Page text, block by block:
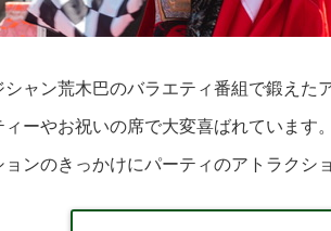
シャン荒木巴のバラエティ番組で鍛えた
ーやお祝いの席で大変喜ばれています。
ョンのきっかけにパーティのアトラクシ